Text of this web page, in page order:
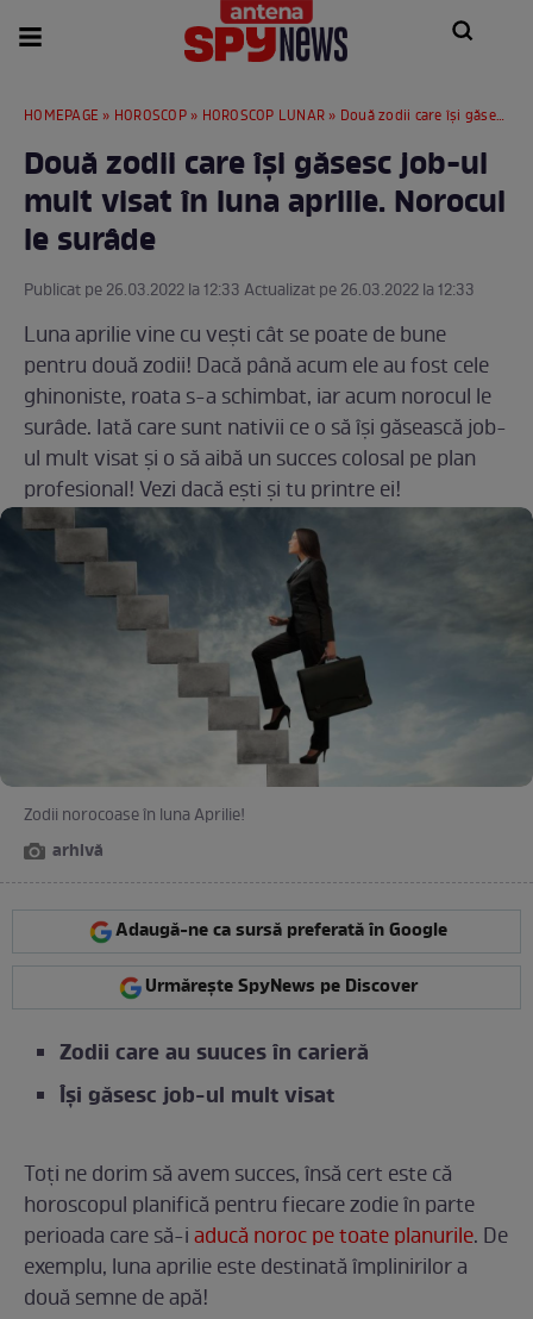
HOMEPAGE » HOROSCOP» HOROSCOP LUNAR » Două zodii care își găsesc job-ul mult visat în luna aprilie. Norocul le surâde
Două zodii care își găsesc job-ul
mult visat în luna aprilie. Norocul
le surâde
Publicat pe 26.03.2022 la 12:33 Actualizat pe 26.03.2022 la 12:33
Luna aprilie vine cu vești cât se poate de bune
pentru două zodii! Dacă până acum ele au fost cele
ghinoniste, roata s-a schimbat, iar acum norocul le
surâde. Iată care sunt nativii ce o să își găsească job-
ul mult visat și o să aibă un succes colosal pe plan
profesional! Vezi dacă ești și tu printre ei!
Zodii norocoase în luna Aprilie!
arhivă
Adaugă-ne ca sursă preferată în Google
Urmărește SpyNews pe Discover
Zodii care au suuces în carieră
Își găsesc job-ul mult visat
Toți ne dorim să avem succes, însă cert este că
horoscopul planifică pentru fiecare zodie în parte
perioada care să-iaducă noroc pe toate planurile. De
exemplu, luna aprilie este destinată împlinirilor a
două semne de apă!